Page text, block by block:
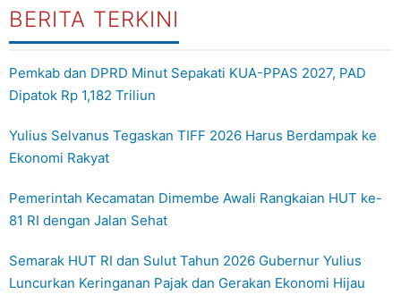
BERITA TERKINI
Pemkab dan DPRD Minut Sepakati KUA-PPAS 2027, PAD
Dipatok Rp 1,182 Triliun
Yulius Selvanus Tegaskan TIFF 2026 Harus Berdampak ke
Ekonomi Rakyat
Pemerintah Kecamatan Dimembe Awali Rangkaian HUT ke-
81 RI dengan Jalan Sehat
Semarak HUT RI dan Sulut Tahun 2026 Gubernur Yulius
Luncurkan Keringanan Pajak dan Gerakan Ekonomi Hijau